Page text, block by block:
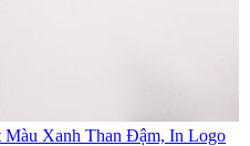
Xanh Than Đậm, In Logo